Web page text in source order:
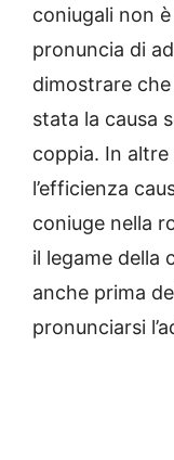
coniugali non
pronuncia di
dimostrare
stata la causa
coppia. In
l’efficienza
coniuge nella
il legame della
anche prima
pronunciarsi